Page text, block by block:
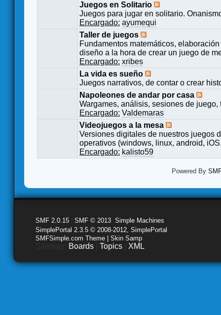
Juegos en Solitario
Juegos para jugar en solitario.
Encargado: ayumequi
Taller de juegos
Fundamentos matemáticos,
diseño a la hora de crear un juego de
Encargado: xribes
La vida es sueño
Juegos narrativos, de contar o crear
Napoleones de andar por casa
Wargames, análisis, sesiones de
Encargado: Valdemaras
Videojuegos a la mesa
Versiones digitales de nuestros juegos
operativos (windows, linux, android,
Encargado: kalisto59
Powered By
SMF 2.0.15 SMF © 2013 Simple Machines
SimplePortal 2.3.5 © 2008-2012, SimplePortal
SMFSimple.com Theme | Skin Samp
Boards Topics XML